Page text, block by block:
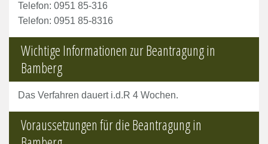
Telefon: 0951 85-316
Telefon: 0951 85-8316
Wichtige Informationen zur Beantragung in
Bamberg
Das Verfahren dauert i.d.R 4 Wochen.
Voraussetzungen für die Beantragung in